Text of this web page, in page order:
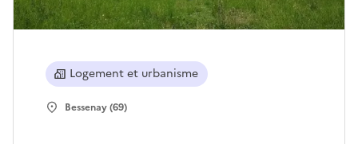
Logement et urbanisme
Bessenay (69)